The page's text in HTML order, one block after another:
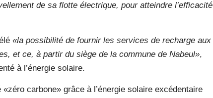
de sa flotte électrique, pour atteindre l’efficacité
«la possibilité de fournir les services de recharge aux
et ce, à partir du siège de la commune de Nabeul»,
à l’énergie solaire.
carbone» grâce à l’énergie solaire excédentaire